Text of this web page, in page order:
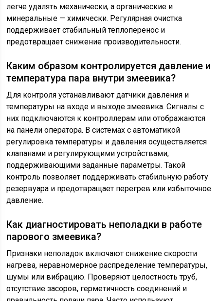
легче удалять механически, а органические и
минеральные — химически. Регулярная очистка
поддерживает стабильный теплоперенос и
предотвращает снижение производительности.
Каким образом контролируется давление и
температура пара внутри змеевика?
Для контроля устанавливают датчики давления и
температуры на входе и выходе змеевика. Сигналы с
них подключаются к контроллерам или отображаются
на панели оператора. В системах с автоматикой
регулировка температуры и давления осуществляется
клапанами и регулирующими устройствами,
поддерживающими заданные параметры. Такой
контроль позволяет поддерживать стабильную работу
резервуара и предотвращает перегрев или избыточное
давление.
Как диагностировать неполадки в работе
парового змеевика?
Признаки неполадок включают снижение скорости
нагрева, неравномерное распределение температуры,
шумы или вибрацию. Проверяют целостность труб,
отсутствие засоров, герметичность соединений и